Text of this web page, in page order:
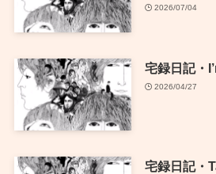
2026/07/04
宅録日記・
2026/04/27
宅録日記・